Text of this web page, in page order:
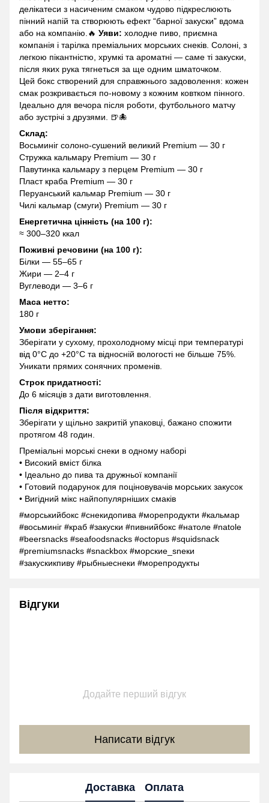
делікатеси з насиченим смаком чудово підкреслюють
пінний напій та створюють ефект “барної закуски” вдома
або на компанію.🔥 Уяви: холодне пиво, приємна
компанія і тарілка преміальних морських снеків. Солоні, з
легкою пікантністю, хрумкі та ароматні — саме ті закуски,
після яких рука тягнеться за ще одним шматочком.
Цей бокс створений для справжнього задоволення: кожен
смак розкривається по-новому з кожним ковтком пінного.
Ідеально для вечора після роботи, футбольного матчу
або зустрічі з друзями. 🍺🐙
Склад:
Восьминіг солоно-сушений великий Premium — 30 г
Стружка кальмару Premium — 30 г
Павутинка кальмару з перцем Premium — 30 г
Пласт краба Premium — 30 г
Перуанський кальмар Premium — 30 г
Чилі кальмар (смуги) Premium — 30 г
Енергетична цінність (на 100 г):
≈ 300–320 ккал
Поживні речовини (на 100 г):
Білки — 55–65 г
Жири — 2–4 г
Вуглеводи — 3–6 г
Маса нетто:
180 г
Умови зберігання:
Зберігати у сухому, прохолодному місці при температурі
від 0°C до +20°C та відносній вологості не більше 75%.
Уникати прямих сонячних променів.
Строк придатності:
До 6 місяців з дати виготовлення.
Після відкриття:
Зберігати у щільно закритій упаковці, бажано спожити
протягом 48 годин.
Преміальні морські снеки в одному наборі
• Високий вміст білка
• Ідеально до пива та дружньої компанії
• Готовий подарунок для поціновувачів морських закусок
• Вигідний мікс найпопулярніших смаків
#морськийбокс #снекидопива #морепродукти #кальмар
#восьминіг #краб #закуски #пивнийбокс #натоле #natole
#beersnacks #seafoodsnacks #octopus #squidsnack
#premiumsnacks #snackbox #морские_sneки
#закускикпиву #рыбныеснеки #морепродукты
Відгуки
Додайте перший відгук
Написати відгук
Доставка Оплата